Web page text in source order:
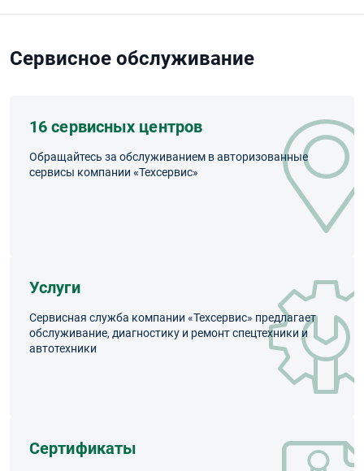
Сервисное обслуживание
16 сервисных центров
Обращайтесь за обслуживанием в авторизованные
сервисы компании «Техсервис»
Услуги
Сервисная служба компании «Техсервис» предлагает
обслуживание, диагностику и ремонт спецтехники и
автотехники
Сертификаты